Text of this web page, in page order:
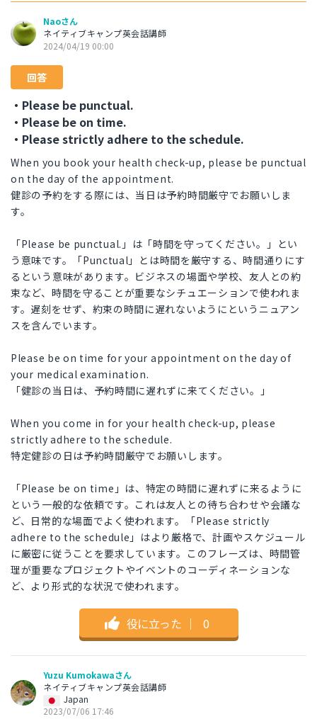
Naoさん
ネイティブキャンプ英会話講師
2024/04/19 00:00
回答
・Please be punctual.
・Please be on time.
・Please strictly adhere to the schedule.
When you book your health check-up, please be punctual
on the day of the appointment.
健診の予約をする際には、当日は予約時間厳守でお願いしま
す。
「Please be punctual.」は「時間を守ってください。」とい
う意味です。「Punctual」とは時間を厳守する、時間通りにす
るという意味があります。ビジネスの場面や学校、友人との約
束など、時間を守ることが重要なシチュエーションで使われま
す。遅刻をせず、約束の時間に遅れないようにというニュアン
スを含んでいます。
Please be on time for your appointment on the day of
your medical examination.
「健診の当日は、予約時間に遅れずに来てください。」
When you come in for your health check-up, please
strictly adhere to the schedule.
特定健診の日は予約時間厳守でお願いします。
「Please be on time」は、特定の時間に遅れずに来るように
という一般的な依頼です。これは友人との待ち合わせや会議な
ど、日常的な場面でよく使われます。「Please strictly
adhere to the schedule」はより厳格で、計画やスケジュール
に厳密に従うことを要求しています。このフレーズは、時間管
理が重要なプロジェクトやイベントのコーディネーションな
ど、より形式的な状況で使われます。
役に立った ｜ 0
Yuzu Kumokawaさん
ネイティブキャンプ英会話講師
Japan
2023/07/06 17:46